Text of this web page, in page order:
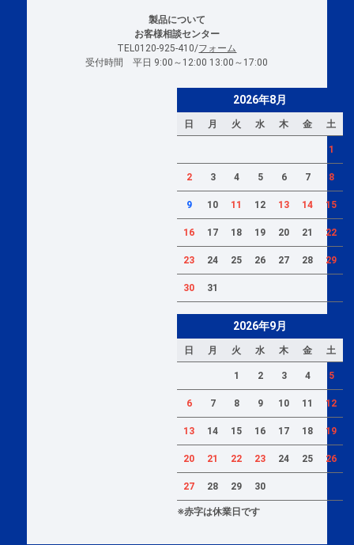
製品について
お客様相談センター
TEL0120-925-410/フォーム
受付時間 平日 9:00～12:00 13:00～17:00
2026年8月
日 月 火 水 木 金 土
1
2 3 4 5 6 7 8
9 10 11 12 13 14 15
16 17 18 19 20 21 22
23 24 25 26 27 28 29
30 31
2026年9月
日 月 火 水 木 金 土
1 2 3 4 5
6 7 8 9 10 11 12
13 14 15 16 17 18 19
20 21 22 23 24 25 26
27 28 29 30
※赤字は休業日です